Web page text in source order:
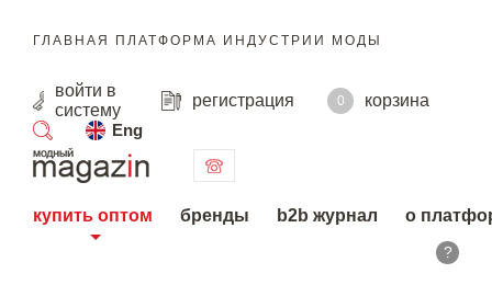
ГЛАВНАЯ ПЛАТФОРМА ИНДУСТРИИ МОДЫ
войти в
систему
регистрация 0
корзина
Eng
поиск
купить оптом бренды b2b журнал о
?